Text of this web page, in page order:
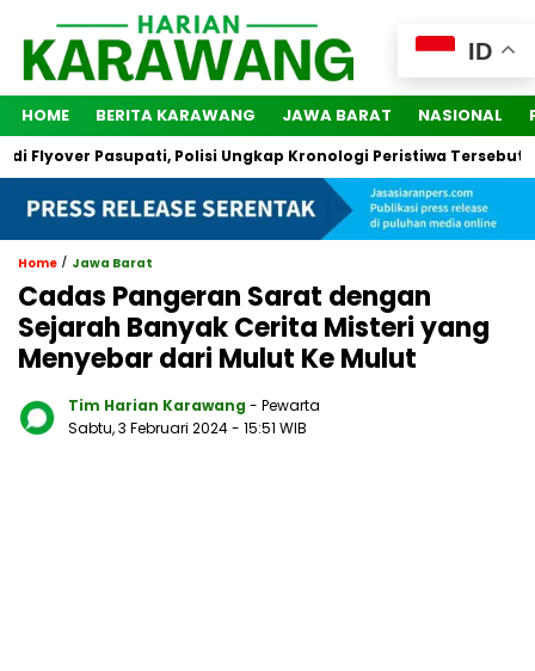
HOME BERITA KARAWANG JAWA BARAT NASIONAL
Pasupati, Polisi Ungkap Kronologi Peristiwa Tersebut
Home / Jawa Barat
Cadas Pangeran Sarat dengan
Sejarah Banyak Cerita Misteri yang
Menyebar dari Mulut Ke Mulut
Tim Harian Karawang - Pewarta
Sabtu, 3 Februari 2024- 15:51 WIB
ID